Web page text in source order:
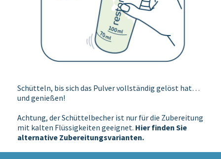
Schütteln, bis sich das Pulver vollständig gelöst hat…
und genießen!
Achtung, der Schüttelbecher ist nur für die Zubereitung
mit kalten Flüssigkeiten geeignet. Hier finden Sie
alternative Zubereitungsvarianten.